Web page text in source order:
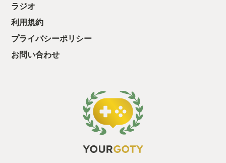
ラジオ
利用規約
プライバシーポリシー
お問い合わせ